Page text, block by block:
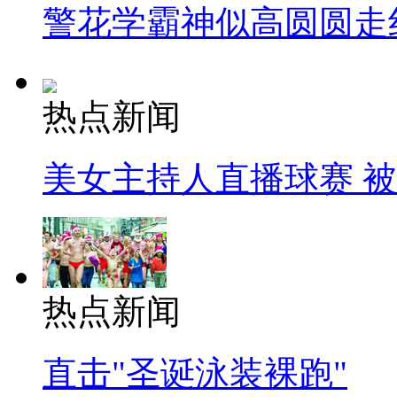
警花学霸神似高圆圆走
热点新闻
美女主持人直播球赛
热点新闻
直击"圣诞泳装裸跑"